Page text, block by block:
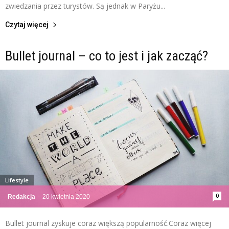
zwiedzania przez turystów. Są jednak w Paryżu...
Czytaj więcej
Bullet journal – co to jest i jak zacząć?
Redakcja - 20 kwietnia 2020 0
Lifestyle
Bullet journal zyskuje coraz większą popularność.Coraz więcej